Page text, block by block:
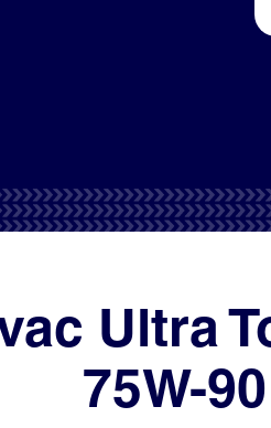
Ultra
75W-90